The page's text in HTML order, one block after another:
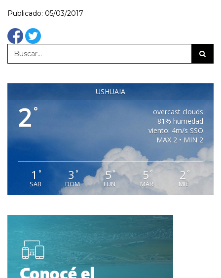
Publicado: 05/03/2017
USHUAIA
2 °
overcast clouds
81% humedad
viento: 4m/s SSO
MAX 2 • MIN 2
1 °
SAB
3 °
DOM
5°
LUN
5 °
MAR
2 °
MIE